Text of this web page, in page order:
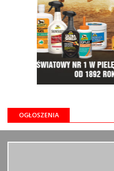
OGŁOSZENIA